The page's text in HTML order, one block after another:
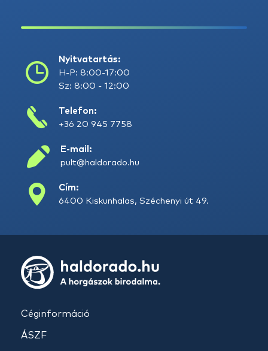
Nyitvatartás:
H-P: 8:00-17:00
Sz: 8:00 - 12:00
Telefon:
+36 20 945 7758
E-mail:
pult@haldorado.hu
Cím:
6400 Kiskunhalas, Széchenyi út 49.
Céginformáció
ÁSZF